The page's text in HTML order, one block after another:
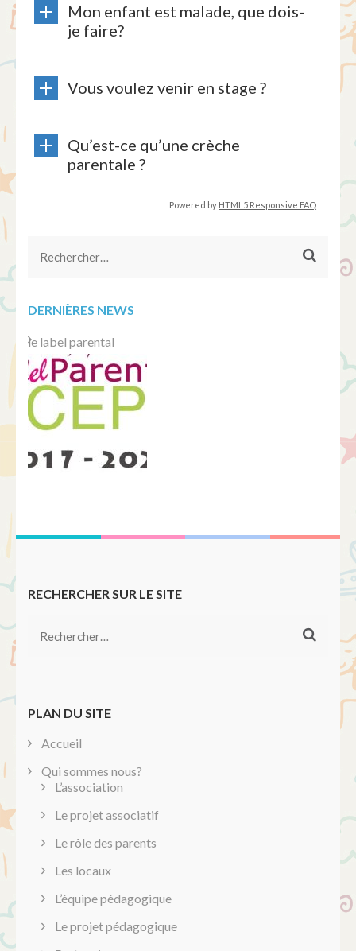
Mon enfant est malade, que dois-
je faire?
Vous voulez venir en stage ?
Qu’est-ce qu’une crèche
parentale ?
Powered by HTML5 Responsive FAQ
Rechercher :
DERNIÈRES NEWS
le label parental
RECHERCHER SUR LE SITE
Rechercher :
PLAN DU SITE
Accueil
Qui sommes nous?
L’association
Le projet associatif
Le rôle des parents
Les locaux
L’équipe pédagogique
Le projet pédagogique